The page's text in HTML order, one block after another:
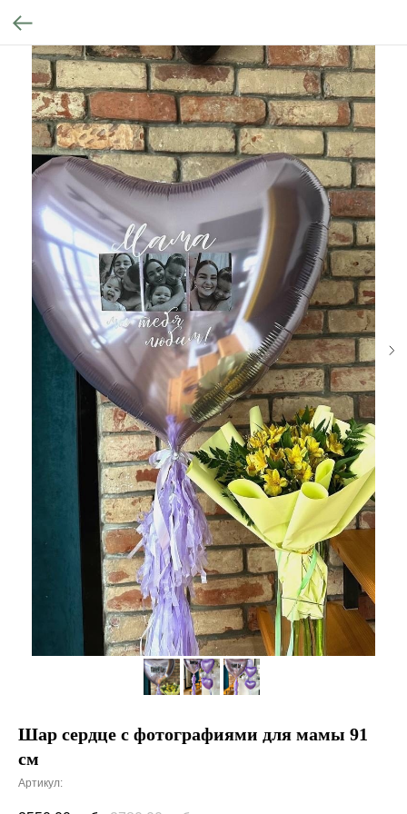
Шар сердце с фотографиями для мамы 91
см
Артикул: